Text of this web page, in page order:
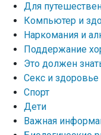
Для
Компьютер и
Наркомания и
Поддержание
Это должен
Секс и здоровье
Спорт
Дети
Важная